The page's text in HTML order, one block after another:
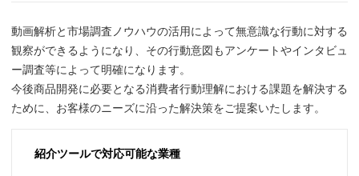
動画解析と市場調査ノウハウの活用によって無意識な行動に対する
観察ができるようになり、その行動意図もアンケートやインタビュ
ー調査等によって明確になります。
今後商品開発に必要となる消費者行動理解における課題を解決する
ために、お客様のニーズに沿った解決策をご提案いたします。
紹介ツールで対応可能な業種